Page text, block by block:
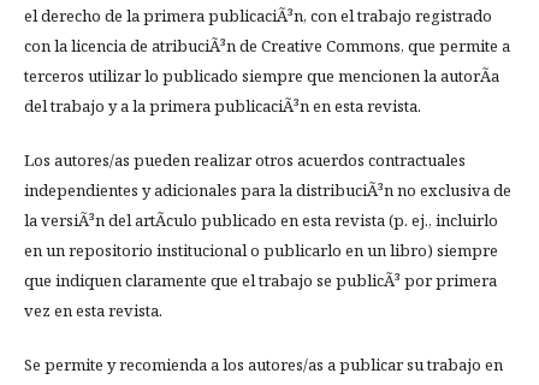
el derecho de la primera publicaciÃ³n, con el trabajo registrado
con la licencia de atribuciÃ³n de Creative Commons, que permite a
terceros utilizar lo publicado siempre que mencionen la autorÃ­a
del trabajo y a la primera publicaciÃ³n en esta revista.
Los autores/as pueden realizar otros acuerdos contractuales
independientes y adicionales para la distribuciÃ³n no exclusiva de
la versiÃ³n del artÃ­culo publicado en esta revista (p. ej., incluirlo
en un repositorio institucional o publicarlo en un libro) siempre
que indiquen claramente que el trabajo se publicÃ³ por primera
vez en esta revista.
Se permite y recomienda a los autores/as a publicar su trabajo en